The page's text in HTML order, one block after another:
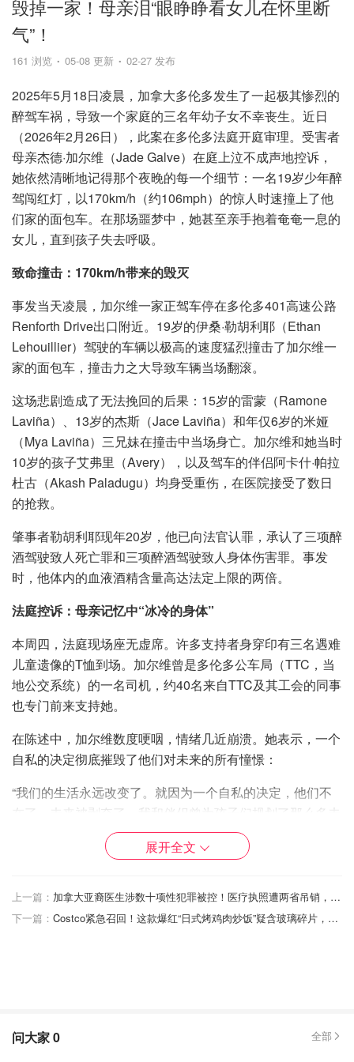
毁掉一家！母亲泪“眼睁睁看女儿在怀里断
气”！
161 浏览 05-08 更新 02-27 发布
2025年5月18日凌晨，加拿大多伦多发生了一起极其惨烈的
醉驾车祸，导致一个家庭的三名年幼子女不幸丧生。近日
（2026年2月26日），此案在多伦多法庭开庭审理。受害者
母亲杰德·加尔维（Jade Galve）在庭上泣不成声地控诉，
她依然清晰地记得那个夜晚的每一个细节：一名19岁少年醉
驾闯红灯，以170km/h（约106mph）的惊人时速撞上了他
们家的面包车。在那场噩梦中，她甚至亲手抱着奄奄一息的
女儿，直到孩子失去呼吸。
致命撞击：170km/h带来的毁灭
事发当天凌晨，加尔维一家正驾车停在多伦多401高速公路
Renforth Drive出口附近。19岁的伊桑·勒胡利耶（Ethan
Lehouillier）驾驶的车辆以极高的速度猛烈撞击了加尔维一
家的面包车，撞击力之大导致车辆当场翻滚。
这场悲剧造成了无法挽回的后果：15岁的雷蒙（Ramone
Laviña）、13岁的杰斯（Jace Laviña）和年仅6岁的米娅
（Mya Laviña）三兄妹在撞击中当场身亡。加尔维和她当时
10岁的孩子艾弗里（Avery），以及驾车的伴侣阿卡什·帕拉
杜古（Akash Paladugu）均身受重伤，在医院接受了数日
的抢救。
肇事者勒胡利耶现年20岁，他已向法官认罪，承认了三项醉
酒驾驶致人死亡罪和三项醉酒驾驶致人身体伤害罪。事发
时，他体内的血液酒精含量高达法定上限的两倍。
法庭控诉：母亲记忆中“冰冷的身体”
本周四，法庭现场座无虚席。许多支持者身穿印有三名遇难
儿童遗像的T恤到场。加尔维曾是多伦多公车局（TTC，当
地公交系统）的一名司机，约40名来自TTC及其工会的同事
也专门前来支持她。
在陈述中，加尔维数度哽咽，情绪几近崩溃。她表示，一个
自私的决定彻底摧毁了他们对未来的所有憧憬：
“我们的生活永远改变了。就因为一个自私的决定，他们不
在了，未来被剥夺了。我和伴侣曾为孩子们规划了那么多未
米娅（Mya）：她的“小跟班”，母女俩总是形影不离。
杰斯（Jace）： 她“灵魂中的光芒”。
Lehouillier 出现在多伦多法庭的素描图。 [编者注：原文图
展开全文
上一篇：
加拿大亚裔医生涉数十项性犯罪被控！医疗执照遭两省吊销，明天将再次出庭！
下一篇：
Costco紧急召回！这款爆红“日式烤鸡肉炒饭”疑含玻璃碎片，全境自查，可全额退款！
问大家0 全部